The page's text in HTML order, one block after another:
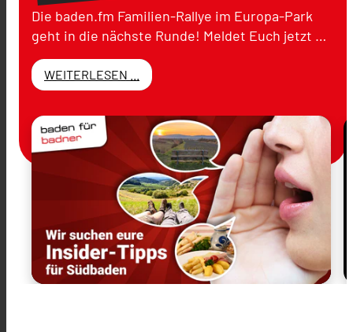
Die baden.fm Familien-Rallye im Europa-Park
geht in die nächste Runde! Meldet Euch jetzt …
WEITERLESEN ...